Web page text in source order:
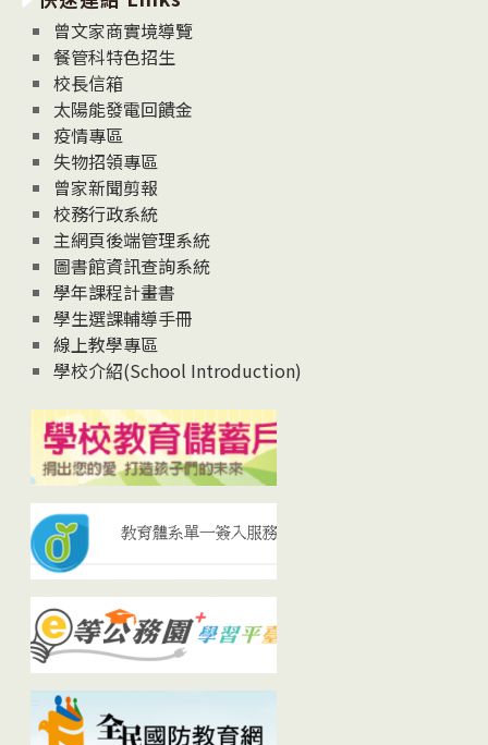
息
News
曾文家商實境導覽
餐管科特色招生
校長信箱
太陽能發電回饋金
疫情專區
失物招領專區
曾家新聞剪報
校務行政系統
主網頁後端管理系統
圖書館資訊查詢系統
學年課程計畫書
學生選課輔導手冊
線上教學專區
學校介紹(School Introduction)